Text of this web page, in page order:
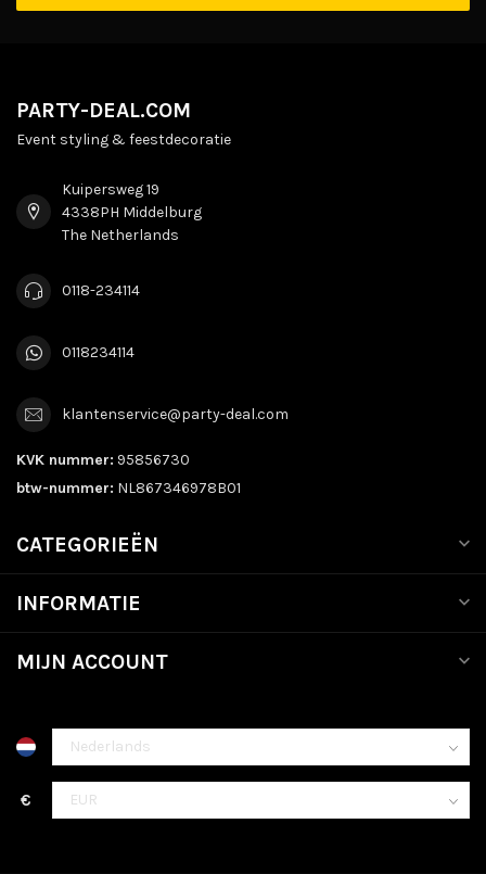
PARTY-DEAL.COM
Event styling & feestdecoratie
Kuipersweg 19
4338PH Middelburg
The Netherlands
0118-234114
0118234114
klantenservice@party-deal.com
KVK nummer: 95856730
btw-nummer: NL867346978B01
CATEGORIEËN
INFORMATIE
MIJN ACCOUNT
€